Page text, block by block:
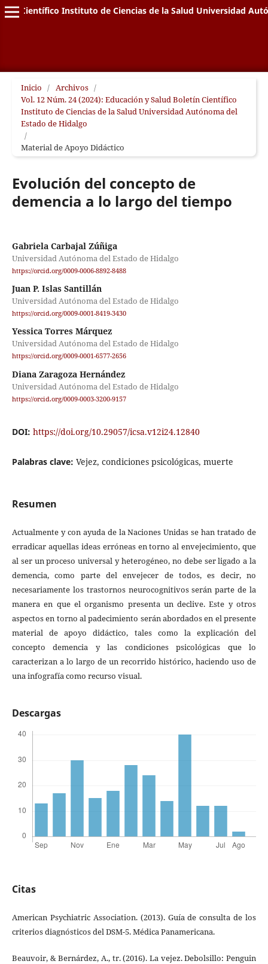
Científico Instituto de Ciencias de la Salud Universidad
Inicio / Archivos /
Vol. 12 Núm. 24 (2024): Educación y Salud Boletín Científico
Instituto de Ciencias de la Salud Universidad Autónoma del
Estado de Hidalgo
/
Material de Apoyo Didáctico
Evolución del concepto de
demencia a lo largo del tiempo
Gabriela Carbajal Zúñiga
Universidad Autónoma del Estado de Hidalgo
https://orcid.org/0009-0006-8892-8488
Juan P. Islas Santillán
Universidad Autónoma del Estado de Hidalgo
https://orcid.org/0009-0001-8419-3430
Yessica Torres Márquez
Universidad Autónoma del Estado de Hidalgo
https://orcid.org/0009-0001-6577-2656
Diana Zaragoza Hernández
Universidad Autónoma del Estado de Hidalgo
https://orcid.org/0009-0003-3200-9157
DOI: https://doi.org/10.29057/icsa.v12i24.12840
Palabras clave: Vejez, condiciones psicológicas, muerte
Resumen
Actualmente y con ayuda de la Naciones Unidas se han tratado de
erradicar aquellas ideas erróneas en torno al envejecimiento, que
al ser un proceso universal y heterogéneo, no debe ser ligado a la
demencia, como parte del envejecer de todos, es decir, no
necesariamente los trastornos neurocognitivos serán parte de la
manera en que el organismo presenta un declive. Este y otros
aspectos en torno al padecimiento serán abordados en el presente
material de apoyo didáctico, tales como la explicación del
concepto demencia y las condiciones psicológicas que lo
caracterizan a lo largo de un recorrido histórico, haciendo uso de
una infografía como recurso visual.
Descargas
Citas
American Psychiatric Association. (2013). Guía de consulta de los
criterios diagnósticos del DSM-5. Médica Panamericana.
Beauvoir, & Bernárdez, A., tr. (2016). La vejez. Debolsillo: Penguin